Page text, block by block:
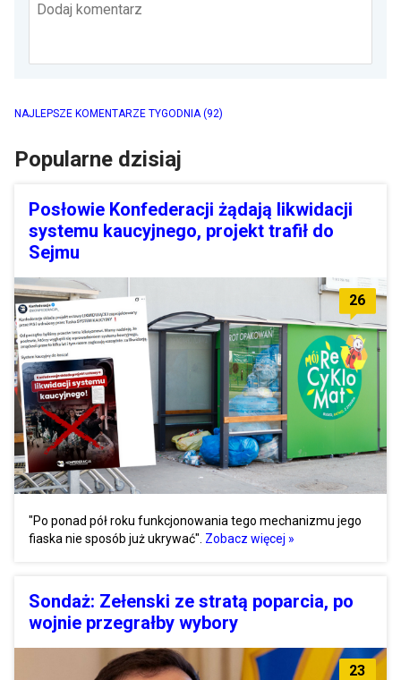
Dodaj komentarz
NAJLEPSZE KOMENTARZE TYGODNIA(92)
Popularne dzisiaj
Posłowie Konfederacji żądają likwidacji
systemu kaucyjnego, projekt trafił do
Sejmu
26
"Po ponad pół roku funkcjonowania tego mechanizmu jego
fiaska nie sposób już ukrywać". Zobacz więcej »
Sondaż: Zełenski ze stratą poparcia, po
wojnie przegrałby wybory
23